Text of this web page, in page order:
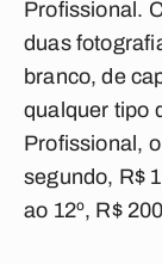
Profissional.
duas
branco, de
qualquer tipo
Profissional,
segundo, R$
ao 12º, R$